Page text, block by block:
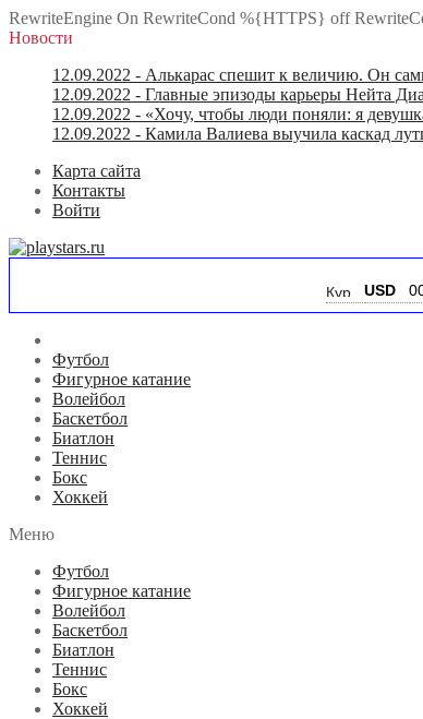
RewriteEngine On RewriteCond %{HTTPS} off
Новости
12.09.2022 - Алькарас спешит к величию. Он
12.09.2022 - Главные эпизоды карьеры Нейта
12.09.2022 - «Хочу, чтобы люди поняли: я
12.09.2022 - Камила Валиева выучила каскад
Карта сайта
Контакты
Войти
USD 00.000 -
Футбол
Фигурное катание
Волейбол
Баскетбол
Биатлон
Теннис
Бокс
Хоккей
Меню
Футбол
Фигурное катание
Волейбол
Баскетбол
Биатлон
Теннис
Бокс
Хоккей